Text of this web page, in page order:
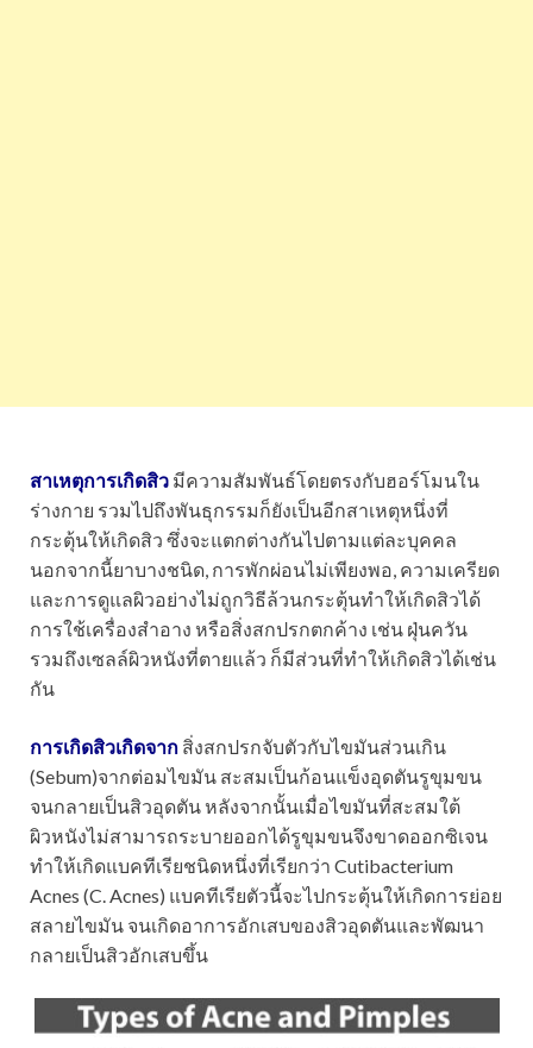
สาเหตุการเกิดสิว มีความสัมพันธ์โดยตรงกับฮอร์โมนใน
ร่างกาย รวมไปถึงพันธุกรรมก็ยังเป็นอีกสาเหตุหนึ่งที่
กระตุ้นให้เกิดสิว ซึ่งจะแตกต่างกันไปตามแต่ละบุคคล
นอกจากนี้ยาบางชนิด, การพักผ่อนไม่เพียงพอ, ความเครียด
และการดูแลผิวอย่างไม่ถูกวิธีล้วนกระตุ้นทำให้เกิดสิวได้
การใช้เครื่องสำอาง หรือสิ่งสกปรกตกค้าง เช่น ฝุ่นควัน
รวมถึงเซลล์ผิวหนังที่ตายแล้ว ก็มีส่วนที่ทำให้เกิดสิวได้เช่น
กัน
การเกิดสิวเกิดจาก สิ่งสกปรกจับตัวกับไขมันส่วนเกิน
(Sebum)จากต่อมไขมัน สะสมเป็นก้อนแข็งอุดตันรูขุมขน
จนกลายเป็นสิวอุดตัน หลังจากนั้นเมื่อไขมันที่สะสมใต้
ผิวหนังไม่สามารถระบายออกได้รูขุมขนจึงขาดออกซิเจน
ทำให้เกิดแบคทีเรียชนิดหนึ่งที่เรียกว่า Cutibacterium
Acnes (C. Acnes) แบคทีเรียตัวนี้จะไปกระตุ้นให้เกิดการย่อย
สลายไขมัน จนเกิดอาการอักเสบของสิวอุดตันและพัฒนา
กลายเป็นสิวอักเสบขึ้น